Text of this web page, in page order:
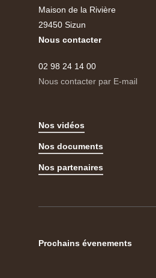
Maison de la Rivière
29450 Sizun
Nous contacter
02 98 24 14 00
Nous contacter par E-mail
Nos vidéos
Nos documents
Nos partenaires
Prochains évenements